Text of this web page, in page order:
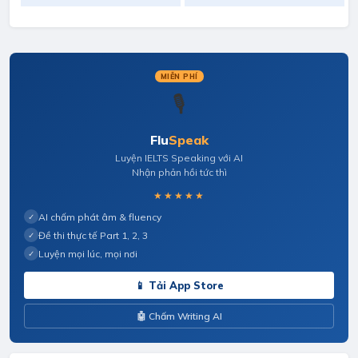
MIỄN PHÍ
🎙️
FluSpeak
Luyện IELTS Speaking với AI
Nhận phản hồi tức thì
★★★★★
✓ AI chấm phát âm & fluency
✓ Đề thi thực tế Part 1, 2, 3
✓ Luyện mọi lúc, mọi nơi
📱 Tải App Store
🤖 Chấm Writing AI